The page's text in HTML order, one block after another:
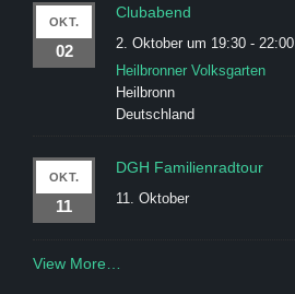
OKT.
02
Clubabend
2. Oktober um 19:30 - 22:00
Heilbronner Volksgarten
Heilbronn
Deutschland
OKT.
11
DGH Familienradtour
11. Oktober
View More…